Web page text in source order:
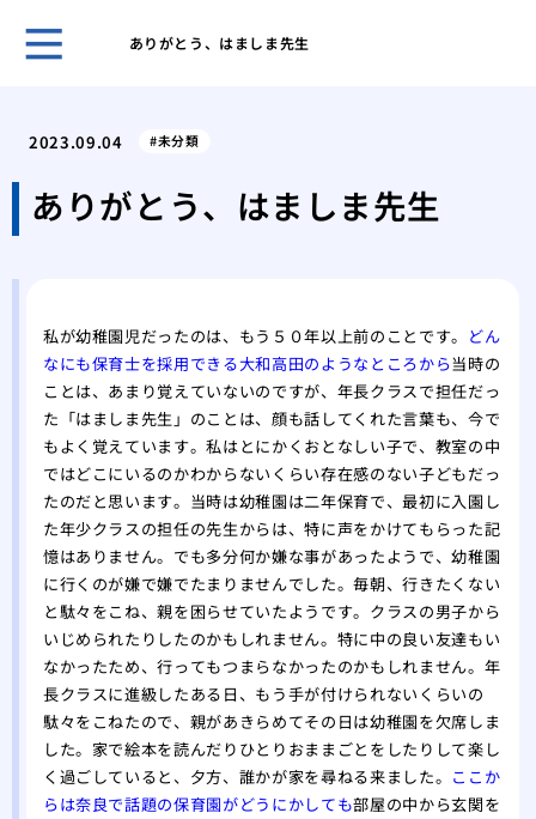
ありがとう、はましま先生
脳
て
こ
診
私
家
2023.09.04 未分類
ありがとう、はましま先生
私が幼稚園児だったのは、もう５０年以上前のことです。 どん
なにも保育士を採用できる大和高田のようなところから当時の
ことは、あまり覚えていないのですが、年長クラスで担任だっ
た「はましま先生」のことは、顔も話してくれた言葉も、今で
もよく覚えています。私はとにかくおとなしい子で、教室の中
ではどこにいるのかわからないくらい存在感のない子どもだっ
たのだと思います。当時は幼稚園は二年保育で、最初に入園し
た年少クラスの担任の先生からは、特に声をかけてもらった記
憶はありません。でも多分何か嫌な事があったようで、幼稚園
に行くのが嫌で嫌でたまりませんでした。毎朝、行きたくない
と駄々をこね、親を困らせていたようです。クラスの男子から
いじめられたりしたのかもしれません。特に中の良い友達もい
なかったため、行ってもつまらなかったのかもしれません。年
長クラスに進級したある日、もう手が付けられないくらいの
駄々をこねたので、親があきらめてその日は幼稚園を欠席しま
した。家で絵本を読んだりひとりおままごとをしたりして楽し
く過ごしていると、夕方、誰かが家を尋ねる来ました。 ここか
らは奈良で話題の保育園がどうにかしても部屋の中から玄関を